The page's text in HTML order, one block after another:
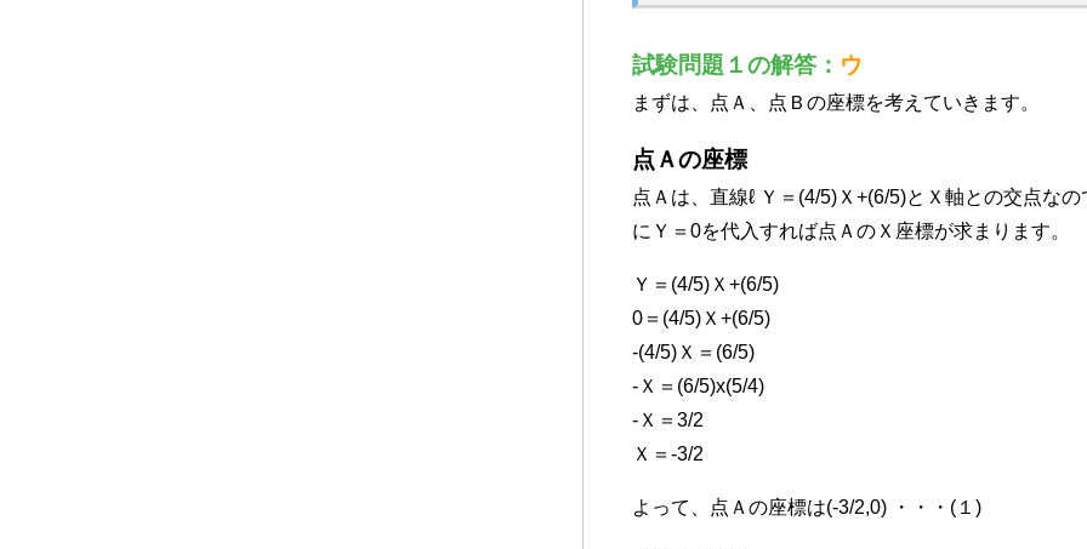
試験問題１の解答： ウ
まずは、点Ａ、点Ｂの座標を考えていきます。
点Ａの座標
点Ａは、直線ℓ Ｙ＝(4/5)Ｘ+(6/5)とＸ軸との交点な
にＹ＝0を代入すれば点ＡのＸ座標が求まります。
Ｙ＝(4/5)Ｘ+(6/5)
0＝(4/5)Ｘ+(6/5)
-(4/5)Ｘ＝(6/5)
-Ｘ＝(6/5)x(5/4)
-Ｘ＝3/2
Ｘ＝-3/2
よって、点Ａの座標は(-3/2,0) ・・・(１)